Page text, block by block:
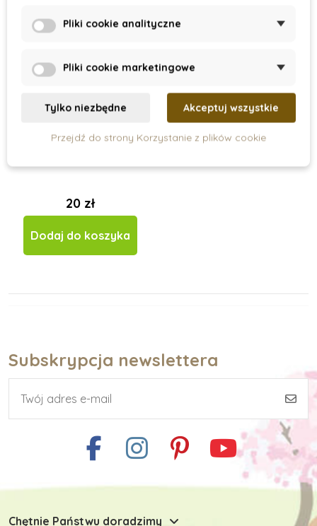
20 zł
Dodaj do koszyka
Subskrypcja newslettera
Chętnie Państwu doradzimy
Pliki cookie analityczne
Pliki cookie marketingowe
Tylko niezbędne Akceptuj wszystkie
Przejdź do strony Korzystanie z plików cookie